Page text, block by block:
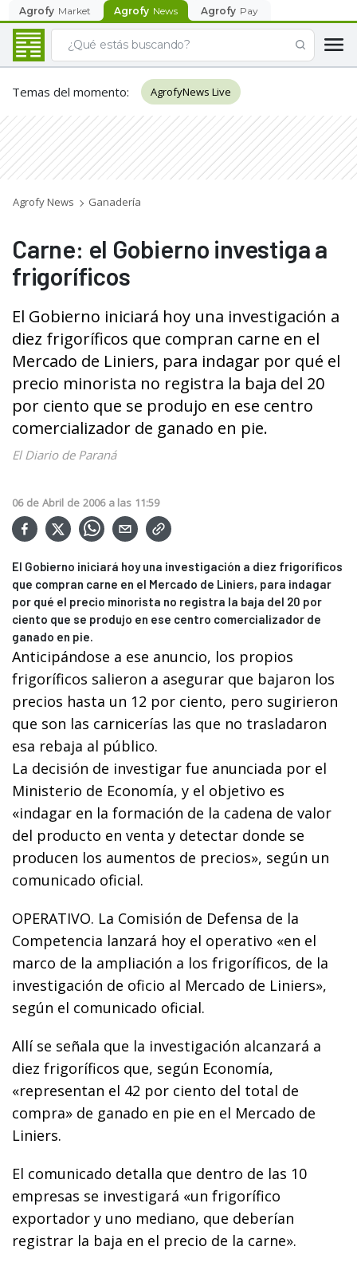
Agrofy Market Agrofy News Agrofy Pay
Temas del momento: AgrofyNews Live
Agrofy News Ganadería
Carne: el Gobierno investiga a
frigoríficos
El Gobierno iniciará hoy una investigación a
diez frigoríficos que compran carne en el
Mercado de Liniers, para indagar por qué el
precio minorista no registra la baja del 20
por ciento que se produjo en ese centro
comercializador de ganado en pie.
El Diario de Paraná
06 de Abril de 2006 a las 11:59
El Gobierno iniciará hoy una investigación a diez frigoríficos
que compran carne en el Mercado de Liniers, para indagar
por qué el precio minorista no registra la baja del 20 por
ciento que se produjo en ese centro comercializador de
ganado en pie.
Anticipándose a ese anuncio, los propios
frigoríficos salieron a asegurar que bajaron los
precios hasta un 12 por ciento, pero sugirieron
que son las carnicerías las que no trasladaron
esa rebaja al público.
La decisión de investigar fue anunciada por el
Ministerio de Economía, y el objetivo es
«indagar en la formación de la cadena de valor
del producto en venta y detectar donde se
producen los aumentos de precios», según un
comunicado oficial.
OPERATIVO. La Comisión de Defensa de la
Competencia lanzará hoy el operativo «en el
marco de la ampliación a los frigoríficos, de la
investigación de oficio al Mercado de Liniers»,
según el comunicado oficial.
Allí se señala que la investigación alcanzará a
diez frigoríficos que, según Economía,
«representan el 42 por ciento del total de
compra» de ganado en pie en el Mercado de
Liniers.
El comunicado detalla que dentro de las 10
empresas se investigará «un frigorífico
exportador y uno mediano, que deberían
registrar la baja en el precio de la carne».